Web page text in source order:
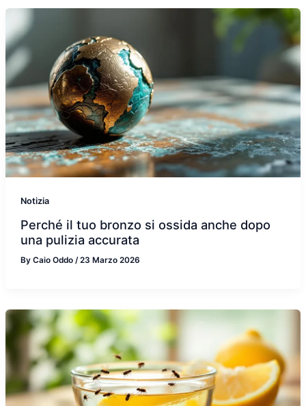
Notizia
Perché il tuo bronzo si ossida anche dopo
una pulizia accurata
By Caio Oddo /23 Marzo 2026